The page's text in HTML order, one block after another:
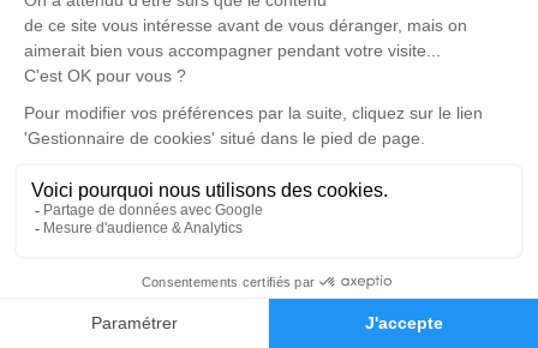
Faire-part Hommages
jeudi 05 septembre 2024 à 14h30
Église Saint Léger de Rixheim
Je rends hommage